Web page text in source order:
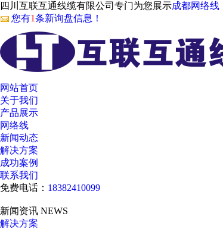
四川互联互通线缆有限公司专门为您展示成都网络线
您有1条新询盘信息！
网站首页
关于我们
产品展示
网络线
新闻动态
解决方案
成功案例
联系我们
免费电话： 18382410099
新闻资讯 NEWS
解决方案